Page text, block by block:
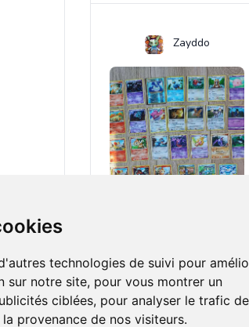
technologies de suivi pour
sur notre site, pour vous montrer un
ciblées, pour analyser le trafic de
provenance de nos visiteurs.
Zayddo